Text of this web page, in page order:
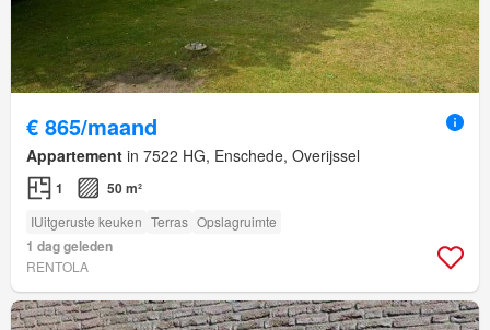
€ 865/maand
Appartement in 7522 HG, Enschede, Overijssel
1 50 m²
IUitgeruste keuken Terras Opslagruimte
1 dag geleden
RENTOLA